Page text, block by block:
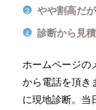
やや割高だ
診断から見
ホームページの
から電話を頂き
に現地診断。当